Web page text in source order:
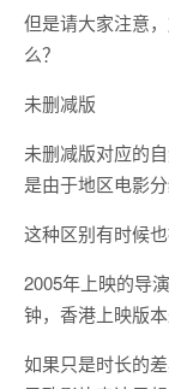
但是请大家注意
么？
未删减版
未删减版对应的
是由于地区电影
这种区别有时候
2005年上映的导
钟，香港上映版本
如果只是时长的